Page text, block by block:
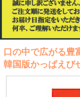
口の中で広がる
韓国版かっぱえび